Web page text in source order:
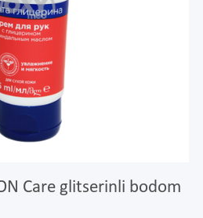
Care glitserinli bodom